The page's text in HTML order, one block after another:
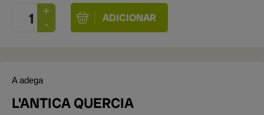
A adega
L'ANTICA QUERCIA